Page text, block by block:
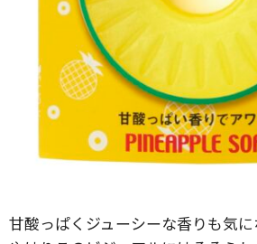
甘酸っぱくジューシーな香りも気に